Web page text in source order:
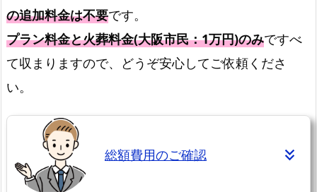
の追加料金は不要です。
プラン料金と火葬料金(大阪市民：1万円)のみですべ
て収まりますので、どうぞ安心してご依頼くださ
い。
総額費用のご確認